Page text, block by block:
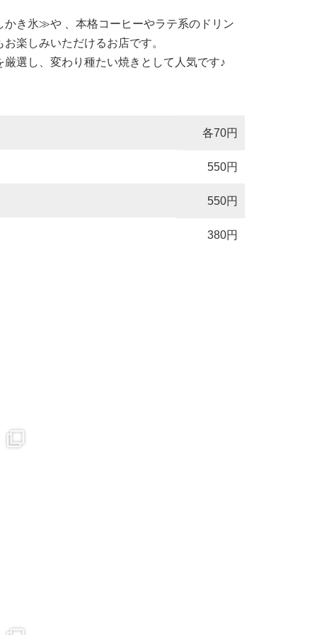
き氷≫や 、本格コーヒーやラテ系のドリン
楽しみいただけるお店です。
選し、変わり種たい焼きとして人気です♪
各70円
550円
550円
380円